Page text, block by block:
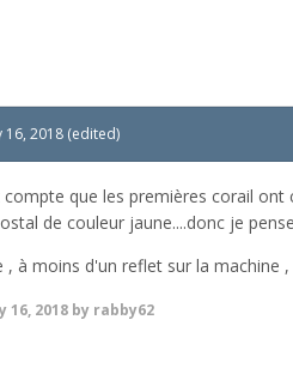
16, 2018 (edited)
que les premières corail
de couleur jaune....donc je
, à moins d'un reflet sur la machine
16, 2018 by rabby62